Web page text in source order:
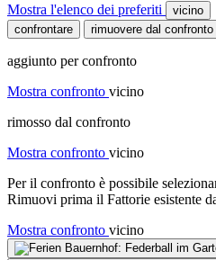
Mostra l'elenco dei preferiti
vicino
confrontare
rimuovere dal confronto
aggiunto per confronto
Mostra confronto vicino
rimosso dal confronto
Mostra confronto vicino
Per il confronto è possibile
Rimuovi prima il Fattorie esistente
Mostra confronto vicino